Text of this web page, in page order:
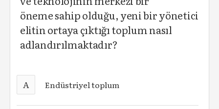
öneme sahip olduğu, yeni bir yönetici
elitin ortaya çıktığı toplum nasıl
adlandırılmaktadır?
A Endüstriyel toplum